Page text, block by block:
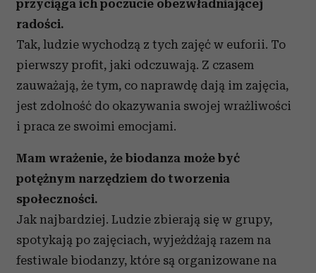
korzystania z ich usług.
przyciąga ich poczucie obezwładniającej
radości.
Tak, ludzie wychodzą z tych zajęć w euforii. To
pierwszy profit, jaki odczuwają. Z czasem
zauważają, że tym, co naprawdę dają im zajęcia,
jest zdolność do okazywania swojej wrażliwości
i praca ze swoimi emocjami.
Mam wrażenie, że biodanza może być
potężnym narzędziem do tworzenia
społeczności.
Jak najbardziej. Ludzie zbierają się w grupy,
spotykają po zajęciach, wyjeżdżają razem na
festiwale biodanzy, które są organizowane na